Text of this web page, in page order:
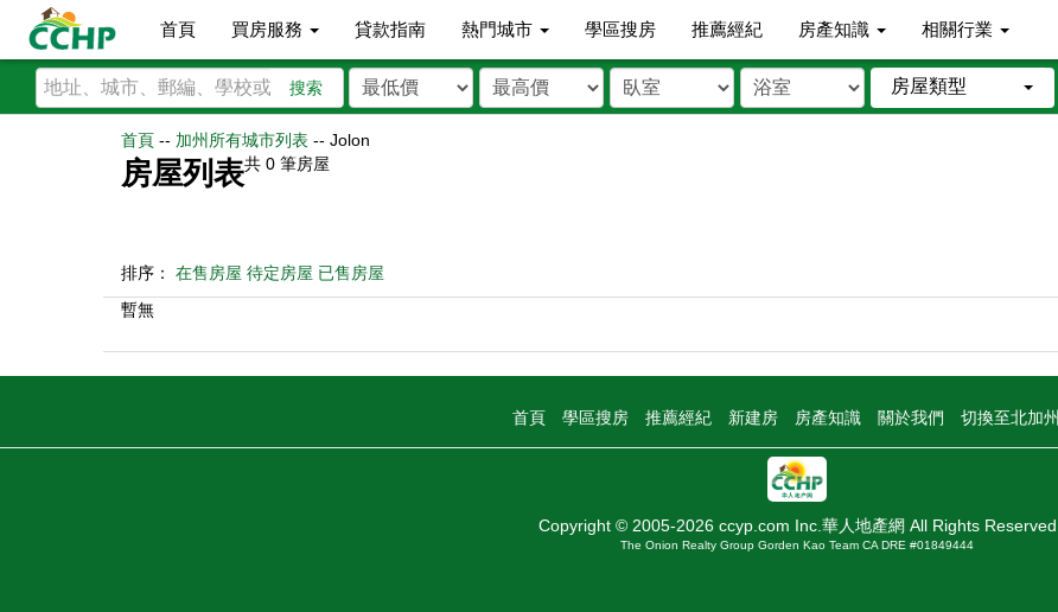
首頁 買房服務 貸款指南 熱門城市 學區搜房 推薦經紀 房產知識 相關行業
搜索 房屋類型
首頁 -- 加州所有城市列表 -- Jolon
房屋列表共 0 筆房屋
排序： 在售房屋 待定房屋 已售房屋
暫無
首頁 學區搜房 推薦經紀 新建房 房產知識 關於我們 切換至北加州
Copyright © 2005-2026 ccyp.com Inc.華人地產網 All Rights Reserved
The Onion Realty Group Gorden Kao Team CA DRE #01849444